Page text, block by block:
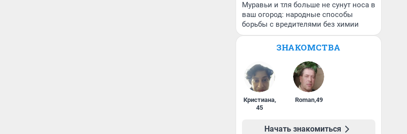
Муравьи и тля больше не сунут носа в
ваш огород: народные способы
борьбы с вредителями без химии
ЗНАКОМСТВА
Кристиана,
45
Roman,49
Начать знакомиться